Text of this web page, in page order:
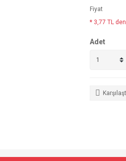
Fiyat
* 3,77 TL
Adet